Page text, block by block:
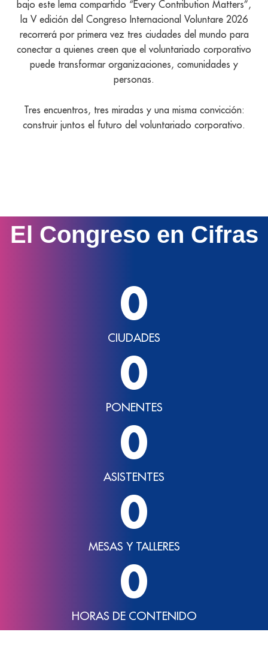
bajo este lema compartido “Every Contribution Matters”,
la V edición del Congreso Internacional Voluntare 2026
recorrerá por primera vez tres ciudades del mundo para
conectar a quienes creen que el voluntariado corporativo
puede transformar organizaciones, comunidades y
personas.
Tres encuentros, tres miradas y una misma convicción:
construir juntos el futuro del voluntariado corporativo.
El Congreso en Cifras
CIUDADES
0
PONENTES
0
ASISTENTES
0
MESAS Y TALLERES
0
HORAS DE CONTENIDO
0